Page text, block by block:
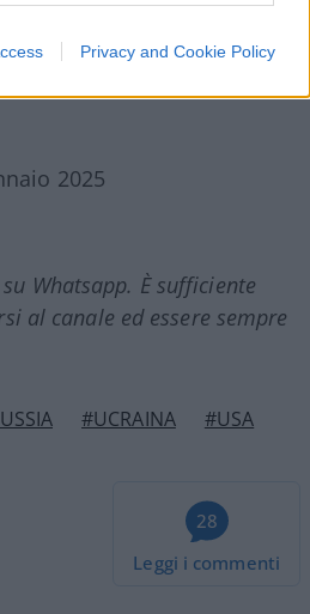
Privacy and Cookie Policy
inaccettabile”
portavoce del ministero
2025
Whatsapp. È sufficiente
al canale ed essere sempre
#UCRAINA
#USA
28
Leggi i commenti